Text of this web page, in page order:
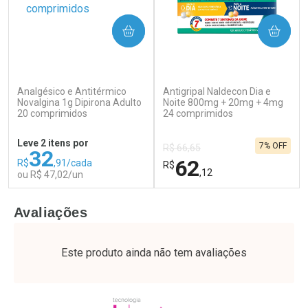
Ativar Desconto
Por R$ 41,27/cada
Comprar sem Desconto
Ativar Desconto
Por R$ 37,25/cada
Comprar sem Desconto
Analgésico e Antitérmico
Novalgina 1g Dipirona Adulto
20 comprimidos
Leve 2 itens por
R$32,91/cada
ou R$ 47,02/un
COMPRAR
Laboratório
Por Menos
Antigripal Naldecon Dia e
Noite 800mg + 20mg + 4mg
24 comprimidos
R$ 66,65
R$62,12
7% OFF
COMPRAR
Laboratório
Por Menos
Avaliações
Este produto ainda não tem avaliações